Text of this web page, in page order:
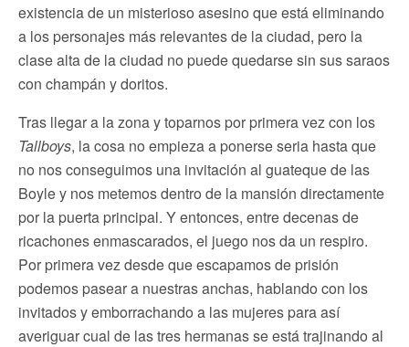
existencia de un misterioso asesino que está eliminando
a los personajes más relevantes de la ciudad, pero la
clase alta de la ciudad no puede quedarse sin sus saraos
con champán y doritos.
Tras llegar a la zona y toparnos por primera vez con los
Tallboys, la cosa no empieza a ponerse seria hasta que
no nos conseguimos una invitación al guateque de las
Boyle y nos metemos dentro de la mansión directamente
por la puerta principal. Y entonces, entre decenas de
ricachones enmascarados, el juego nos da un respiro.
Por primera vez desde que escapamos de prisión
podemos pasear a nuestras anchas, hablando con los
invitados y emborrachando a las mujeres para así
averiguar cual de las tres hermanas se está trajinando al